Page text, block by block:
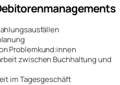
Problemkund:innen
zwischen Buchhaltung und
im Tagesgeschäft